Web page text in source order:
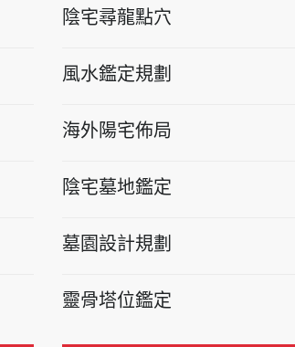
陰宅尋龍點穴
風水鑑定規劃
海外陽宅佈局
陰宅墓地鑑定
墓園設計規劃
靈骨塔位鑑定